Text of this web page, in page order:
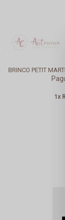
BRINCO PETIT
1x